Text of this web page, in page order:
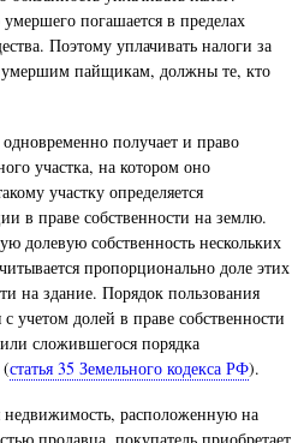
погашается в пределах
Поэтому уплачивать налоги за
пайщикам, должны те, кто
получает и право
участка, на котором оно
участку определяется
в праве собственности на землю.
долевую собственность нескольких
пропорционально доле этих
на здание. Порядок пользования
учетом долей в праве собственности
сложившегося порядка
статья 35 Земельного кодекса РФ).
расположенную на
продавца, покупатель приобретает